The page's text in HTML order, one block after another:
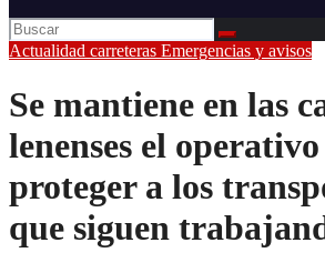
Actualidad carreteras Emergencias y avisos
Se mantiene en las
lenenses el
proteger a los
que siguen